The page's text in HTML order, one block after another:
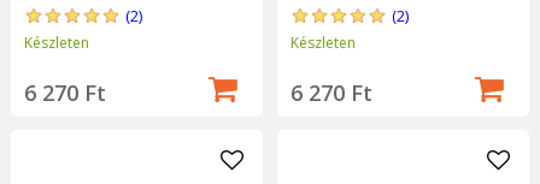
(2)
Készleten
6 270 Ft
(2)
Készleten
6 270 Ft